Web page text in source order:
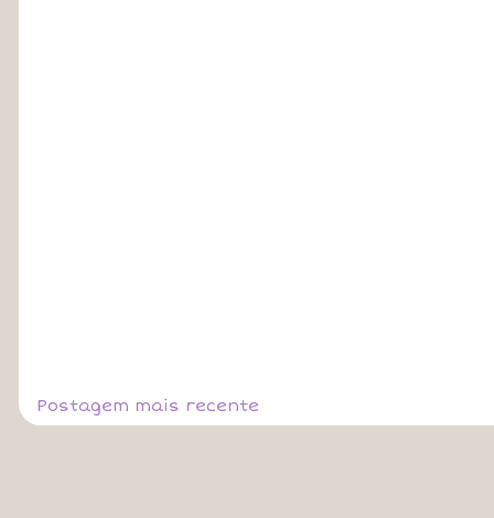
Postagem mais recente